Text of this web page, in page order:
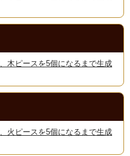
木ピースを5個になるまで生成
火ピースを5個になるまで生成